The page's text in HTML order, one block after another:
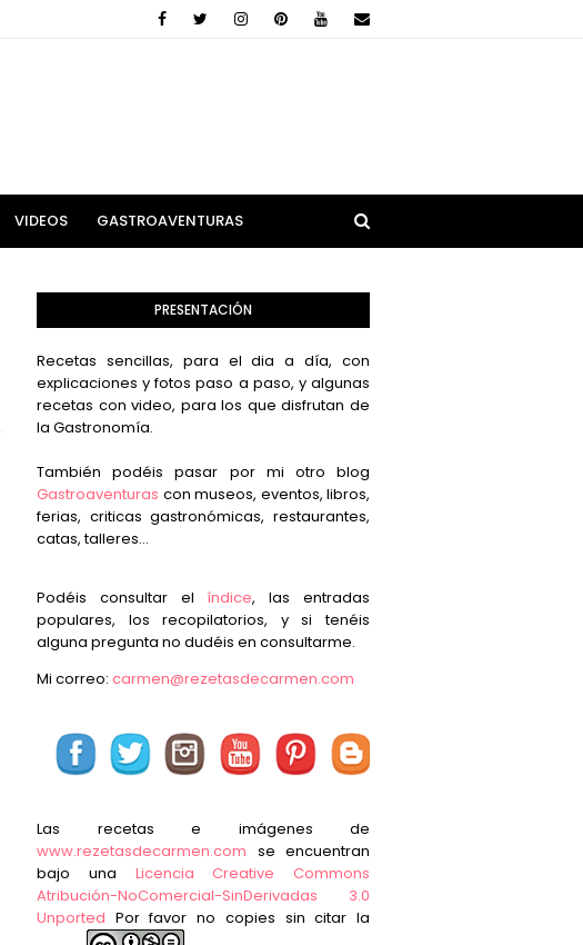
VIDEOS GASTROAVENTURAS
PRESENTACIÓN
Recetas sencillas, para el dia a día, con
explicaciones y fotos paso a paso, y algunas
recetas con video, para los que disfrutan de
la Gastronomía.
También podéis pasar por mi otro blog
Gastroaventuras con museos, eventos, libros,
ferias, criticas gastronómicas, restaurantes,
catas, talleres...
Podéis consultar el índice, las entradas
populares, los recopilatorios, y si tenéis
alguna pregunta no dudéis en consultarme.
Mi correo: carmen@rezetasdecarmen.com
Las recetas e imágenes de
www.rezetasdecarmen.com se encuentran
bajo una Licencia Creative Commons
Atribución-NoComercial-SinDerivadas 3.0
Unported Por favor no copies sin citar la